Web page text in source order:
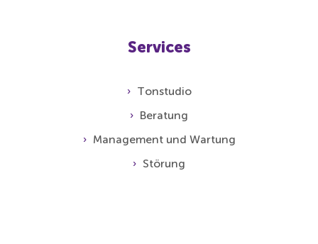
Services
Tonstudio
Beratung
Management und Wartung
Störung